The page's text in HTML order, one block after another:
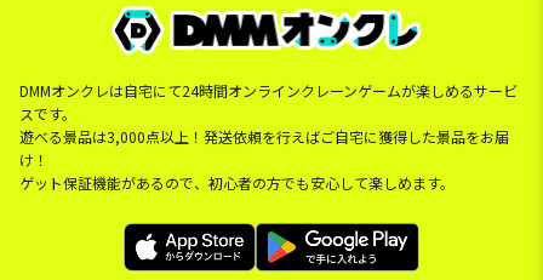
DMMオンクレは自宅にて24時間オンラインクレーンゲームが楽しめるサービ
スです。
遊べる景品は3,000点以上！発送依頼を行えばご自宅に獲得した景品をお届
け！
ゲット保証機能があるので、初心者の方でも安心して楽しめます。